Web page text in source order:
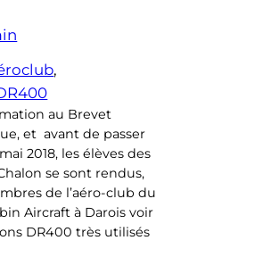
au Brevet
et avant de passer
2018, les élèves des
se sont rendus,
de l’aéro-club du
Aircraft à Darois voir
DR400 très utilisés